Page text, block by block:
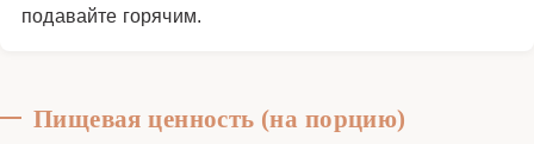
подавайте горячим.
Пищевая ценность (на порцию)